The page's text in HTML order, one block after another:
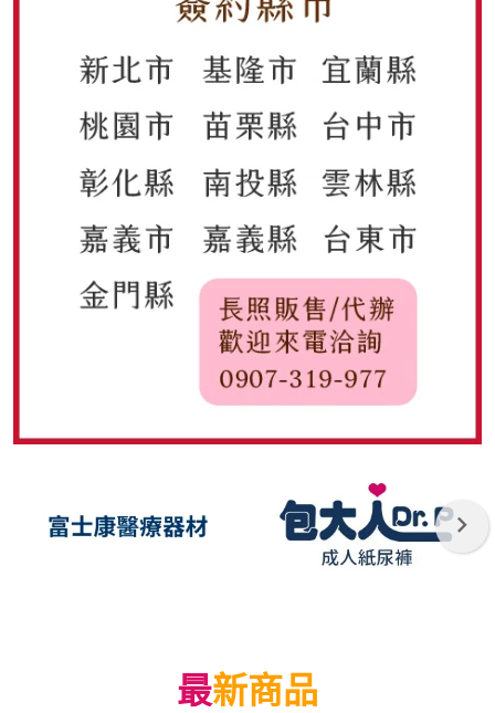
最新商品